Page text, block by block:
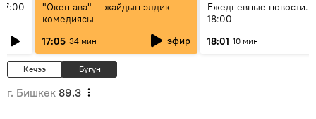
"Окен ава" — жайдын элдик
комедиясы
17:05 34 мин эфир
Ежедневные новости.
18:00
18:01 10 мин
Кечээ Бүгүн
г. Бишкек 89.3